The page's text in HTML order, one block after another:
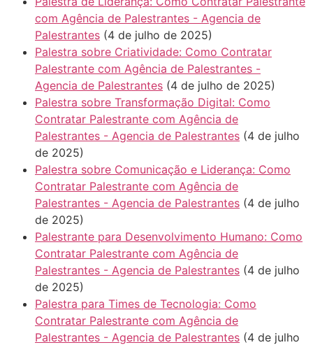
com Agência de Palestrantes - Agencia de
Palestrantes (4 de julho de 2025)
Palestra sobre Criatividade: Como Contratar
Palestrante com Agência de Palestrantes -
Agencia de Palestrantes (4 de julho de 2025)
Palestra sobre Transformação Digital: Como
Contratar Palestrante com Agência de
Palestrantes - Agencia de Palestrantes (4 de julho
de 2025)
Palestra sobre Comunicação e Liderança: Como
Contratar Palestrante com Agência de
Palestrantes - Agencia de Palestrantes (4 de julho
de 2025)
Palestrante para Desenvolvimento Humano: Como
Contratar Palestrante com Agência de
Palestrantes - Agencia de Palestrantes (4 de julho
de 2025)
Palestra para Times de Tecnologia: Como
Contratar Palestrante com Agência de
Palestrantes - Agencia de Palestrantes (4 de julho